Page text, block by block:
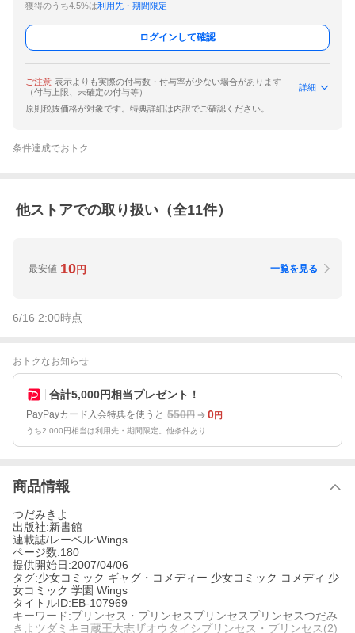
獲得のうち4.5%は利用先・期間限定
ログインして確認
ご注意 表示よりも実際の付与数・付与率が少ない場合があります
（付与上限、未確定の付与等）
詳細
原則税抜価格が対象です。特典詳細は内訳でご確認ください。
条件達成でおトク
他ストアでの取り扱い（全11件）
最安値 10円 一覧を見る
6/16 2:00時点
おトクなお知らせ
合計5,000円相当プレゼント！
PayPayカード入会特典を使うと 550円 0円
うち2,000円相当は利用先・期間限定。他条件あり
商品情報
つだみきよ
出版社:新書館
連載誌/レーベル:Wings
ページ数:180
提供開始日:2007/04/06
タグ:少女コミック ギャグ・コメディー 少女コミック コメディ 少
女コミック 学園 Wings
タイトルID:EB-107969
キーワード:プリンセス・プリンセスプリンセスプリンセスつだみ
きよツダミキヨ蔵王大志ザオウタイシプリンセス・プリンセス(2)